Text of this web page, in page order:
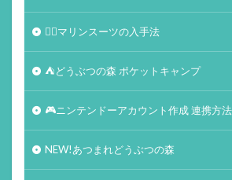
🏄‍♀️マリンスーツの入手法
⛺どうぶつの森 ポケットキャンプ
🎮ニンテンドーアカウント作成 連携方法
NEW!あつまれどうぶつの森